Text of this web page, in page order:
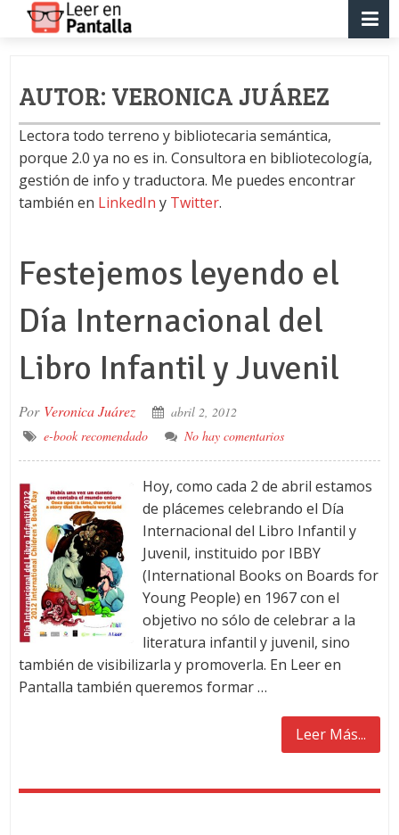
AUTOR: VERONICA JUÁREZ
Lectora todo terreno y bibliotecaria semántica,
porque 2.0 ya no es in. Consultora en bibliotecología,
gestión de info y traductora. Me puedes encontrar
también en LinkedIn y Twitter.
Festejemos leyendo el
Día Internacional del
Libro Infantil y Juvenil
Por Veronica Juárez
abril 2, 2012
e-book recomendado
No hay comentarios
Hoy, como cada 2 de abril estamos
de plácemes celebrando el Día
Internacional del Libro Infantil y
Juvenil, instituido por IBBY
(International Books on Boards for
Young People) en 1967 con el
objetivo no sólo de celebrar a la
literatura infantil y juvenil, sino
también de visibilizarla y promoverla. En Leer en
Pantalla también queremos formar …
Leer Más...